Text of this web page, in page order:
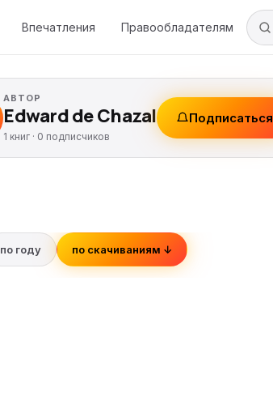
Впечатления Правообладателям
АВТОР
Edward de Chazal
1 книг · 0 подписчиков
Подписаться
по году по скачиваниям ↓